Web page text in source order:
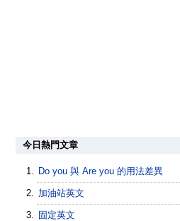
今日熱門文章
Do you 與 Are you 的用法差異
加油站英文
固定英文